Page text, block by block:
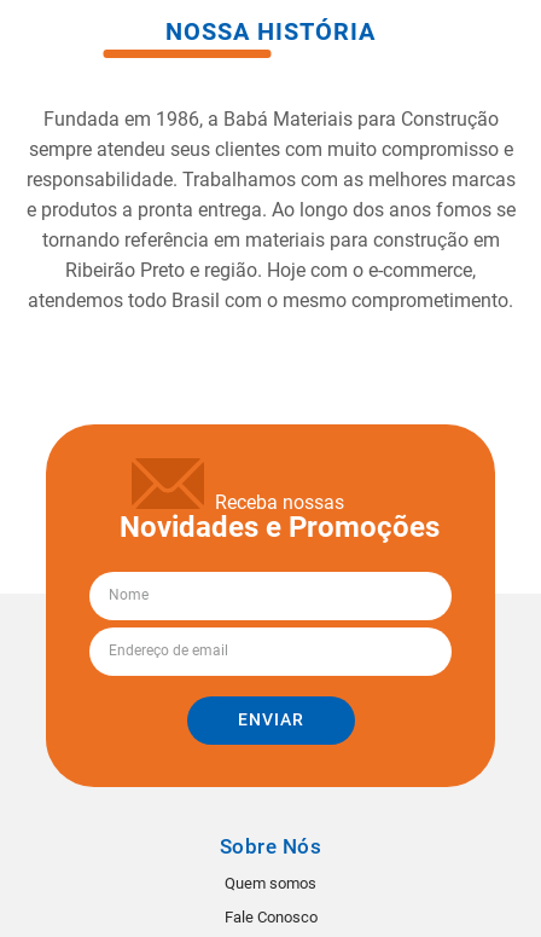
NOSSA HISTÓRIA
Fundada em 1986, a Babá Materiais para Construção
sempre atendeu seus clientes com muito compromisso e
responsabilidade. Trabalhamos com as melhores marcas
e produtos a pronta entrega. Ao longo dos anos fomos se
tornando referência em materiais para construção em
Ribeirão Preto e região. Hoje com o e-commerce,
atendemos todo Brasil com o mesmo comprometimento.
Receba nossas
Novidades e Promoções
ENVIAR
Sobre Nós
Quem somos
Fale Conosco